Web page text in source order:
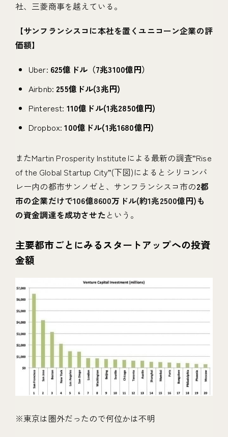
社、三菱商事を越えている。
【サンフランシスコに本社を置くユニコーン企業の評
価額】
Uber: 625億ドル（7兆3100億円）
Airbnb: 255億ドル(3兆円)
Pinterest: 110億ドル(1兆2850億円)
Dropbox:100億ドル(1兆1680億円)
またMartin Prosperity Instituteによる最新の調査”Rise
of the Global Startup City”(下図)によるとシリコンバ
レー内の都市サンノゼと、サンフランシスコ市の2都
市の企業だけで106億8600万ドル(約1兆2500億円)も
の資金調達を成功させたという。
主要都市ごとにみるスタートアップへの投資
金額
※東京は圏外だったので何位かは不明